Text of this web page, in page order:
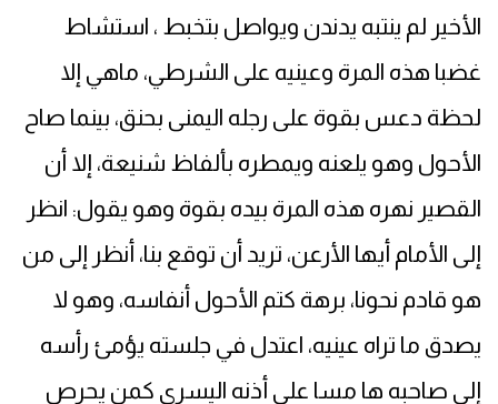
الأخير لم ينتبه يدندن ويواصل بتخبط ، استشاط
غضبا هذه المرة وعينيه على الشرطي، ماهي إلا
لحظة دعس بقوة على رجله اليمنى بحنق، بينما صاح
الأحول وهو يلعنه ويمطره بألفاظ شنيعة، إلا أن
القصير نهره هذه المرة بيده بقوة وهو يقول: انظر
إلى الأمام أيها الأرعن، تريد أن توقع بنا، أنظر إلى من
هو قادم نحونا، برهة كتم الأحول أنفاسه، وهو لا
يصدق ما تراه عينيه، اعتدل في جلسته يؤمئ رأسه
إلى صاحبه ها مسا على أذنه اليسرى كمن يحرص